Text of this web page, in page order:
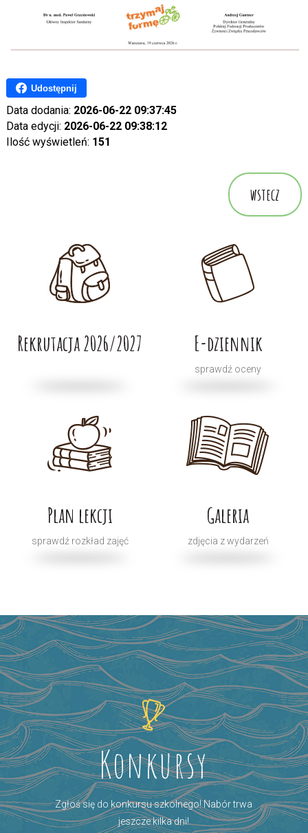
Udostępnij
Data dodania: 2026-06-22 09:37:45
Data edycji: 2026-06-22 09:38:12
Ilość wyświetleń: 151
wstecz
Rekrutacja 2026/2027 E-dziennik
sprawdź oceny
Plan lekcji
sprawdź rozkład zajęć
Galeria
zdjęcia z wydarzeń
Konkursy
Zgłoś się do konkursu szkolnego! Nabór trwa
jeszcze kilka dni!